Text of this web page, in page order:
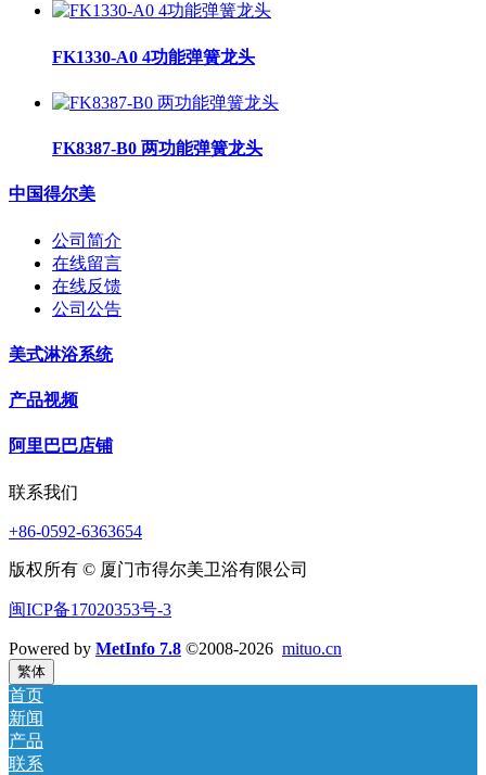
FK1330-A0 4功能弹簧龙头
FK8387-B0 两功能弹簧龙头
中国得尔美
公司简介
在线留言
在线反馈
公司公告
美式淋浴系统
产品视频
阿里巴巴店铺
联系我们
+86-0592-6363654
版权所有 © 厦门市得尔美卫浴有限公司
闽ICP备17020353号-3
Powered by MetInfo 7.8 ©2008-2026 mituo.cn
繁体
首页
新闻
产品
联系